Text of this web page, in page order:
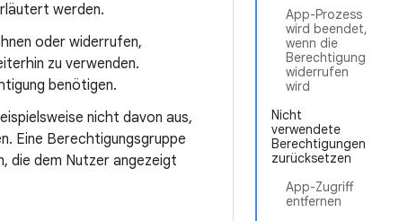
App-Prozess
wird beendet,
wenn die
Berechtigung
widerrufen
wird
Nicht
verwendete
Berechtigungen
zurücksetzen
App-Zugriff
entfernen
werden.
oder widerrufen,
zu verwenden.
benötigen.
nicht davon aus,
Eine Berechtigungsgruppe
die dem Nutzer angezeigt